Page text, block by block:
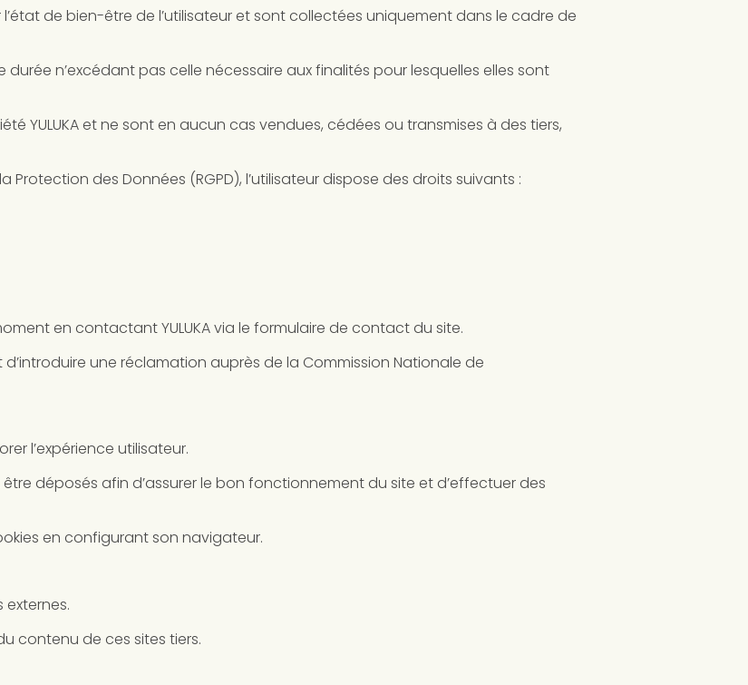
de bien-être de l’utilisateur et sont collectées uniquement dans le cadre de
n’excédant pas celle nécessaire aux finalités pour lesquelles elles sont
YULUKA et ne sont en aucun cas vendues, cédées ou transmises à des tiers,
des Données (RGPD), l’utilisateur dispose des droits suivants :
en contactant YULUKA via le formulaire de contact du site.
d’introduire une réclamation auprès de la Commission Nationale de
l’expérience utilisateur.
déposés afin d’assurer le bon fonctionnement du site et d’effectuer des
en configurant son navigateur.
externes.
contenu de ces sites tiers.